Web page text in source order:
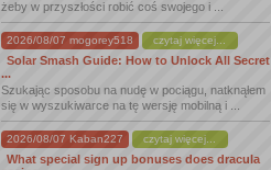
żeby w przyszłości robić coś swojego i ...
2026/08/07 mogorey518 czytaj więcej...
Solar Smash Guide: How to Unlock All Secret
...
Szukając sposobu na nudę w pociągu, natknąłem
się w wyszukiwarce na tę wersję mobilną i ...
2026/08/07 Kaban227 czytaj więcej...
What special sign up bonuses does dracula